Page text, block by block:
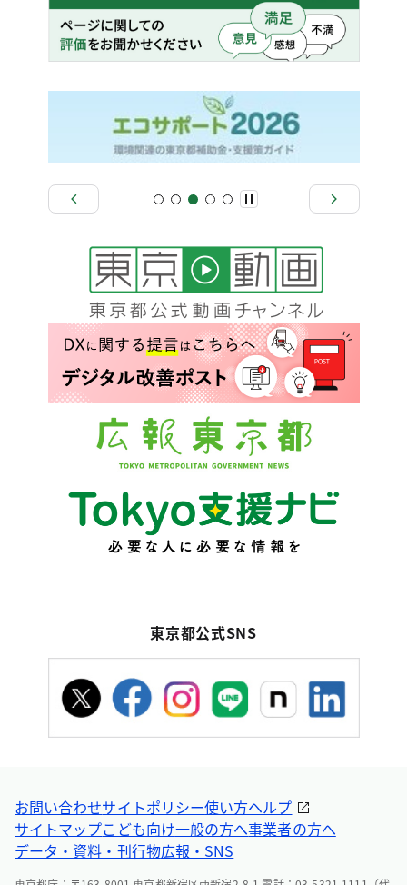
東京都公式SNS
お問い合わせサイトポリシー使い方ヘルプ
サイトマップこども向け一般の方へ事業者の方へ
データ・資料・刊行物広報・SNS